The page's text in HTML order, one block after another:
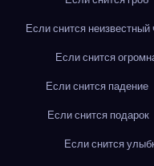
Если снится неизвестный
Если снится
Если снится падение
Если снится подарок
Если снится